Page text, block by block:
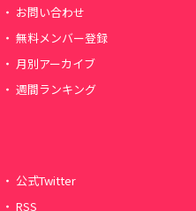
お問い合わせ
無料メンバー登録
月別アーカイブ
週間ランキング
公式Twitter
RSS